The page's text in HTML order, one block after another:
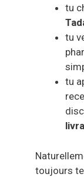
tu
tu
tu
toujours